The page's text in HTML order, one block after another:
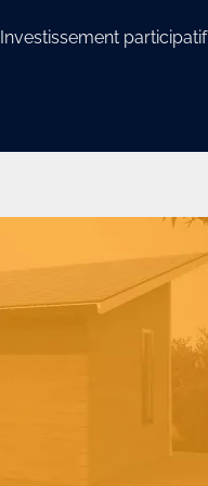
Investissement participatif